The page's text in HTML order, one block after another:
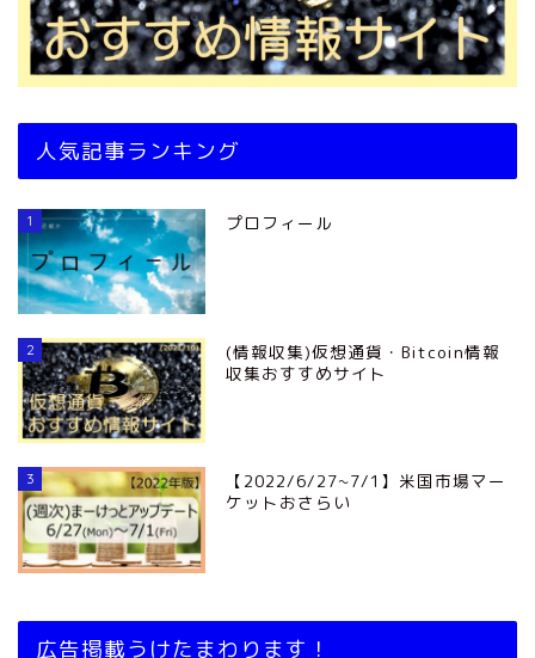
人気記事ランキング
1 プロフィール
2
(情報収集)仮想通貨・Bitcoin情報
収集おすすめサイト
3
【2022/6/27~7/1】米国市場マー
ケットおさらい
広告掲載うけたまわります！